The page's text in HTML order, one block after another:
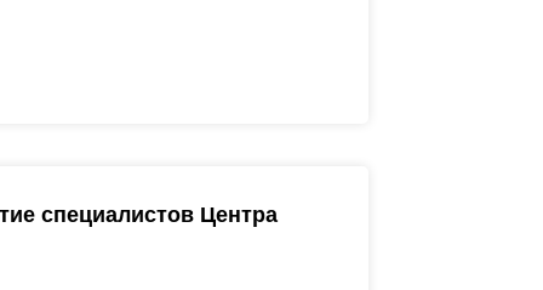
специалистов Центра